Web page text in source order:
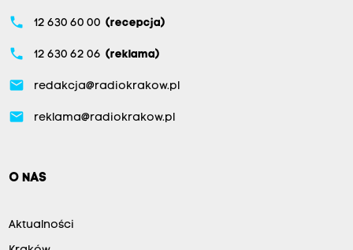
phone 12 630 60 00 (recepcja)
phone 12 630 62 06 (reklama)
email redakcja@radiokrakow.pl
email reklama@radiokrakow.pl
O NAS
Aktualności